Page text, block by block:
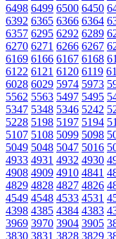
6498 6499 6500 6450
6392 6365 6366 6364
6357 6295 6292 6289
6270 6271 6266 6267
6169 6166 6167 6168
6122 6121 6120 6119
6028 6029 5974 5973
5562 5563 5497 5495
5347 5348 5346 5242
5228 5198 5197 5194
5107 5108 5099 5098
5049 5048 5047 5016
4933 4931 4932 4930
4908 4909 4910 4841
4829 4828 4827 4826
4549 4548 4533 4531
4398 4385 4384 4383
3969 3970 3904 3905
3830 3831 3828 3829